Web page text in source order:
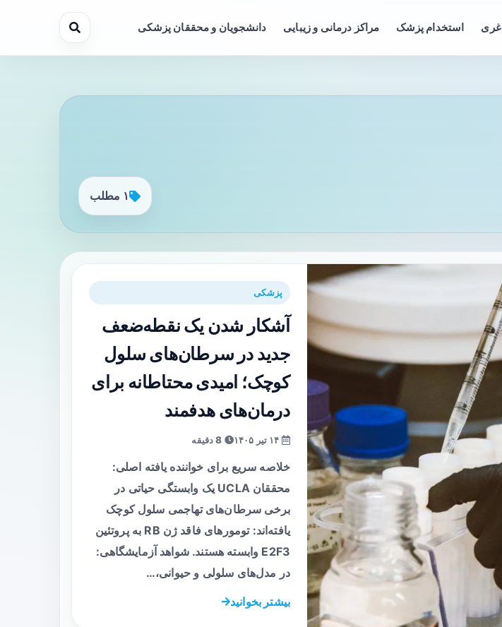
استخدام پزشک مراکز درمانی و زیبایی دانشجویان و محققان پزشکی
۱ مطلب
پزشکی
آشکار شدن یک نقطه‌ضعف
جدید در سرطان‌های سلول
کوچک؛ امیدی محتاطانه برای
درمان‌های هدفمند
خلاصه سریع برای خواننده یافته اصلی:
محققان UCLA یک وابستگی حیاتی در
برخی سرطان‌های تهاجمی سلول کوچک
یافته‌اند: تومورهای فاقد ژن RB به پروتئین
E2F3 وابسته هستند. شواهد آزمایشگاهی:
در مدل‌های سلولی و حیوانی،…
بیشتر بخوانید